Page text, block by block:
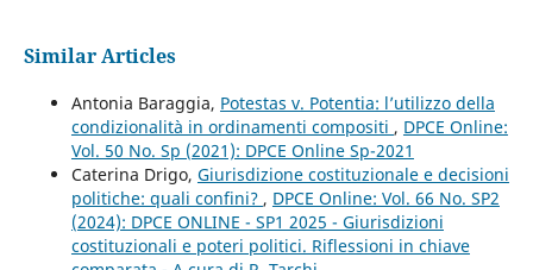
Similar Articles
Antonia Baraggia, Potestas v. Potentia: l’utilizzo della
condizionalità in ordinamenti compositi , DPCE Online:
Vol. 50 No. Sp (2021): DPCE Online Sp-2021
Caterina Drigo, Giurisdizione costituzionale e decisioni
politiche: quali confini? , DPCE Online: Vol. 66 No. SP2
(2024): DPCE ONLINE - SP1 2025 - Giurisdizioni
costituzionali e poteri politici. Riflessioni in chiave